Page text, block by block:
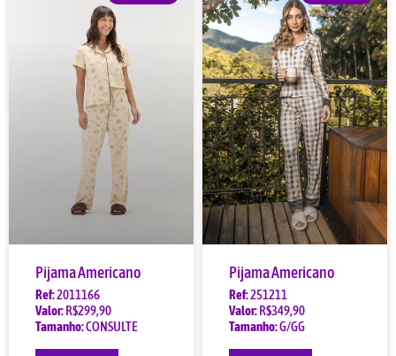
Pijama Americano
Ref:2011166
Valor:R$299,90
Tamanho:CONSULTE
Pijama Americano
Ref:251211
Valor:R$349,90
Tamanho:G/GG